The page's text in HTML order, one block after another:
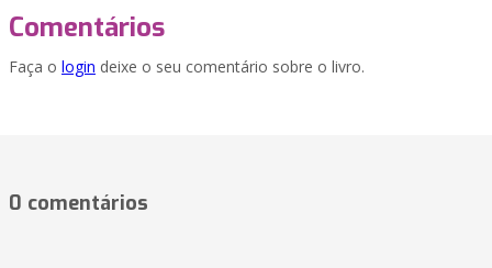
Comentários
Faça o login deixe o seu comentário sobre o livro.
0 comentários